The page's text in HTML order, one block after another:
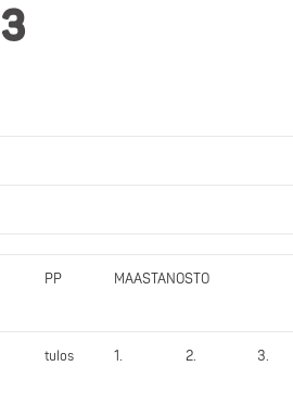
PP MAASTANOSTO
tulos 1. 2. 3.